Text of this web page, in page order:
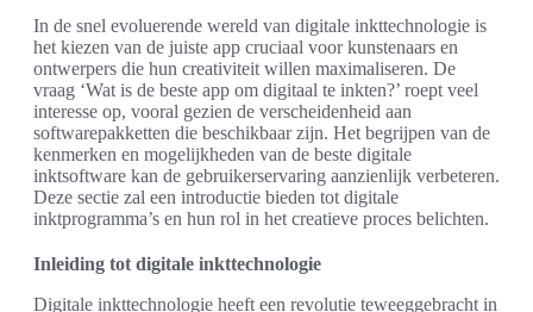
In de snel evoluerende wereld van digitale inkttechnologie is
het kiezen van de juiste app cruciaal voor kunstenaars en
ontwerpers die hun creativiteit willen maximaliseren. De
vraag ‘Wat is de beste app om digitaal te inkten?’ roept veel
interesse op, vooral gezien de verscheidenheid aan
softwarepakketten die beschikbaar zijn. Het begrijpen van de
kenmerken en mogelijkheden van de beste digitale
inktsoftware kan de gebruikerservaring aanzienlijk verbeteren.
Deze sectie zal een introductie bieden tot digitale
inktprogramma’s en hun rol in het creatieve proces belichten.
Inleiding tot digitale inkttechnologie
Digitale inkttechnologie heeft een revolutie teweeggebracht in